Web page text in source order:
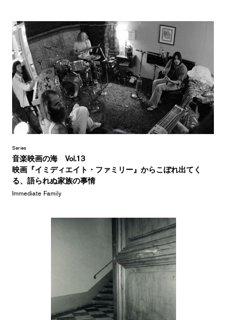
Series
音楽映画の海 Vol.13
映画『イミディエイト・ファミリー』からこぼれ出てく
る、語られぬ家族の事情
Immediate Family